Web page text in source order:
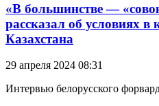
«В большинстве —
рассказал об условиях в
Казахстана
29 апреля 2024 08:31
Интервью белорусского